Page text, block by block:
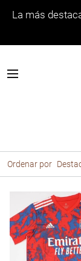
La más
Ordenar por